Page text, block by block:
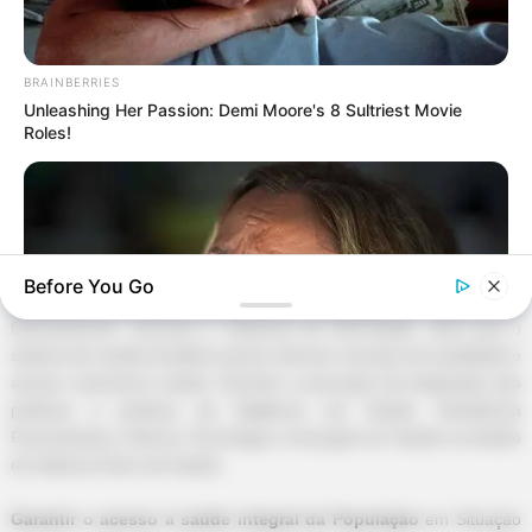
Fortalecer as políticas públicas de imunização e investir em
financiamento, recursos e sistemas de informação, para que o
Garantir o acesso à saúde integral da População em Situação
BRAINBERRIES
Unleashing Her Passion: Demi Moore's 8 Sultriest Movie
Roles!
Before You Go